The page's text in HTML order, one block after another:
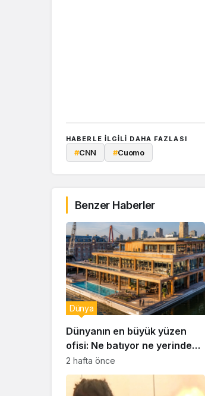
HABERLE ILGILI DAHA FAZLASI
#CNN #Cuomo
Benzer Haberler
Dünyanın en büyük yüzen
ofisi: Ne batıyor ne yerinde
kalıyor
Dünya
2 hafta önce